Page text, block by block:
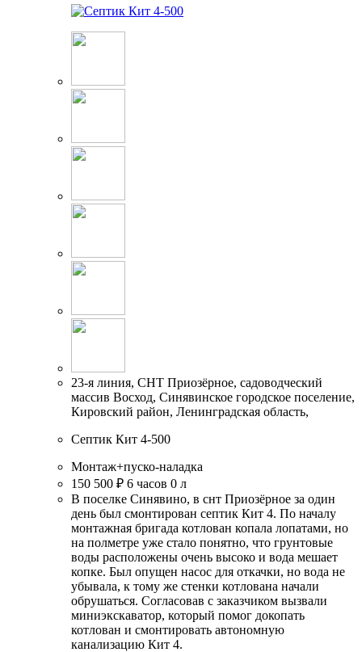
23-я линия, СНТ Приозёрное, садоводческий
массив Восход, Синявинское городское поселение,
Кировский район, Ленинградская область,
Септик Кит 4-500
Монтаж+пуско-наладка
150 500 ₽ 6 часов 0 л
В поселке Синявино, в снт Приозёрное за один
день был смонтирован септик Кит 4. По началу
монтажная бригада котлован копала лопатами, но
на полметре уже стало понятно, что грунтовые
воды расположены очень высоко и вода мешает
копке. Был опущен насос для откачки, но вода не
убывала, к тому же стенки котлована начали
обрушаться. Согласовав с заказчиком вызвали
миниэкскаватор, который помог докопать
котлован и смонтировать автономную
канализацию Кит 4.